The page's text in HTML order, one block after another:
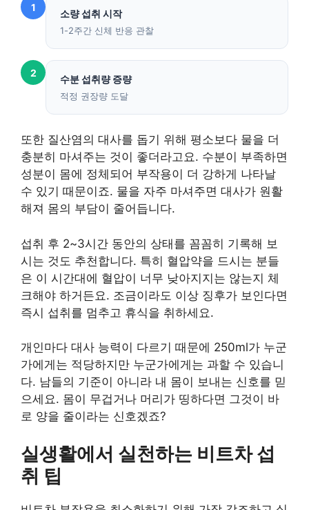
1
소량 섭취 시작
1-2주간 신체 반응 관찰
2
수분 섭취량 증량
적정 권장량 도달
또한 질산염의 대사를 돕기 위해 평소보다 물을 더
충분히 마셔주는 것이 좋더라고요. 수분이 부족하면
성분이 몸에 정체되어 부작용이 더 강하게 나타날
수 있기 때문이죠. 물을 자주 마셔주면 대사가 원활
해져 몸의 부담이 줄어듭니다.
섭취 후 2~3시간 동안의 상태를 꼼꼼히 기록해 보
시는 것도 추천합니다. 특히 혈압약을 드시는 분들
은 이 시간대에 혈압이 너무 낮아지지는 않는지 체
크해야 하거든요. 조금이라도 이상 징후가 보인다면
즉시 섭취를 멈추고 휴식을 취하세요.
개인마다 대사 능력이 다르기 때문에 250ml가 누군
가에게는 적당하지만 누군가에게는 과할 수 있습니
다. 남들의 기준이 아니라 내 몸이 보내는 신호를 믿
으세요. 몸이 무겁거나 머리가 띵하다면 그것이 바
로 양을 줄이라는 신호겠죠?
실생활에서 실천하는 비트차 섭
취 팁